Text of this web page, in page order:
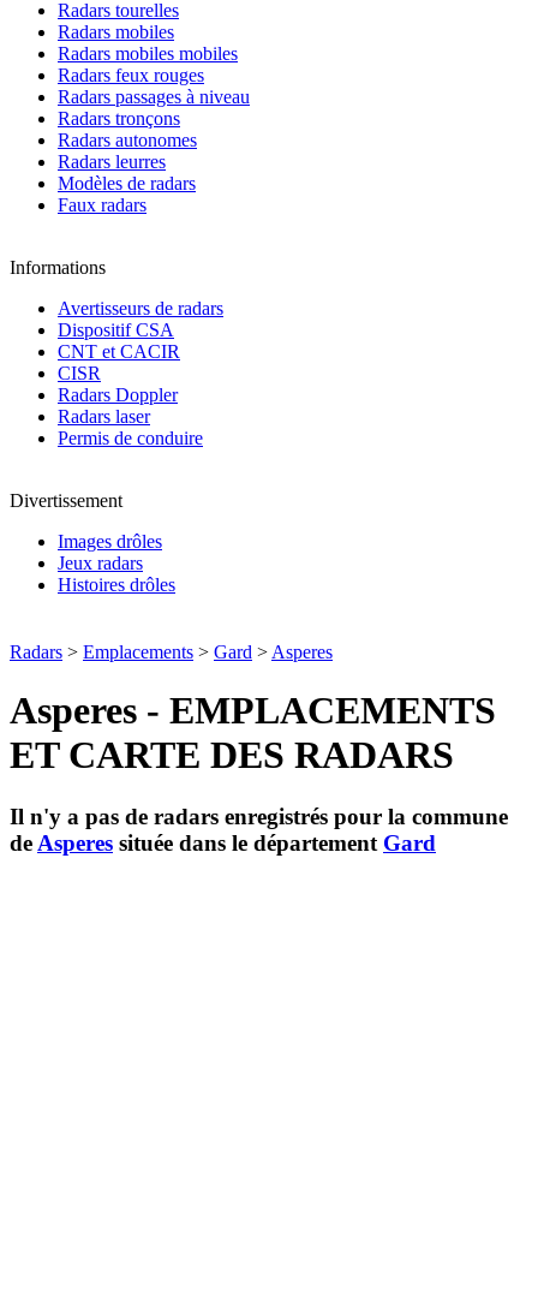
Radars tourelles
Radars mobiles
Radars mobiles mobiles
Radars feux rouges
Radars passages à niveau
Radars tronçons
Radars autonomes
Radars leurres
Modèles de radars
Faux radars
Informations
Avertisseurs de radars
Dispositif CSA
CNT et CACIR
CISR
Radars Doppler
Radars laser
Permis de conduire
Divertissement
Images drôles
Jeux radars
Histoires drôles
Radars > Emplacements > Gard > Asperes
Asperes - EMPLACEMENTS
ET CARTE DES RADARS
Il n'y a pas de radars enregistrés pour la commune
de Asperes située dans le département Gard